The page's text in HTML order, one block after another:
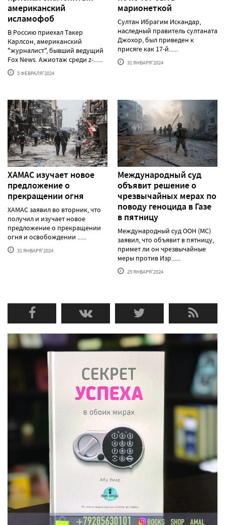
американский
исламофоб
В Россию приехал Такер
Карлсон, американский
"журналист", бывший ведущий
Fox News. Ажиотаж среди z-......
5 ФЕВРАЛЯ'2024
марионеткой
Султан Ибрагим Искандар,
наследный правитель султаната
Джохор, был приведен к
присяге как 17-й......
31 ЯНВАРЯ'2024
ХАМАС изучает новое
предложение о
прекращении огня
ХАМАС заявил во вторник, что
получил и изучает новое
предложение о прекращении
огня и освобождении ......
31 ЯНВАРЯ'2024
Международный суд
объявит решение о
чрезвычайных мерах по
поводу геноцида в Газе
в пятницу
Международный суд ООН (МС)
заявил, что объявит в пятницу,
примет ли он чрезвычайные
меры против Изр......
25 ЯНВАРЯ'2024